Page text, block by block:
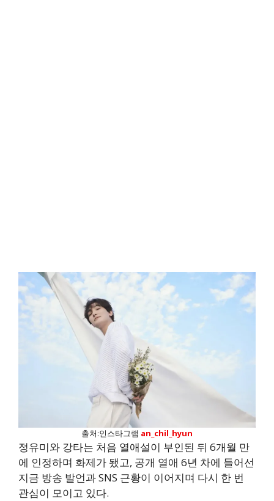
출처:인스타그램 an_chil_hyun
정유미와 강타는 처음 열애설이 부인된 뒤 6개월 만
에 인정하며 화제가 됐고, 공개 열애 6년 차에 들어선
지금 방송 발언과 SNS 근황이 이어지며 다시 한 번
관심이 모이고 있다.